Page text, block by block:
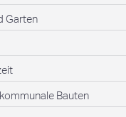
Garten
Bauten